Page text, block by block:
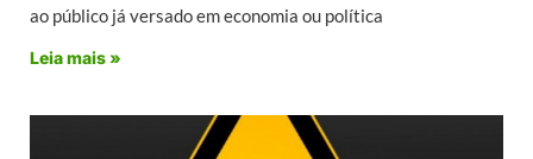
ao público já versado em economia ou política
Leia mais »